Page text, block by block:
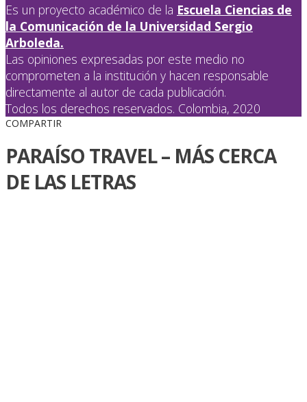
Es un proyecto académico de la Escuela Ciencias de
la Comunicación de la Universidad Sergio
Arboleda.
Las opiniones expresadas por este medio no
comprometen a la institución y hacen responsable
directamente al autor de cada publicación.
Todos los derechos reservados. Colombia, 2020
COMPARTIR
PARAÍSO TRAVEL – MÁS CERCA
DE LAS LETRAS